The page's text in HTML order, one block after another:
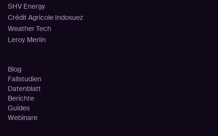
SHV Energy
Crédit Agricole Indosuez
Weather Tech
Leroy Merlin
Blog
Fallstudien
Datenblatt
Berichte
Guides
Webinare